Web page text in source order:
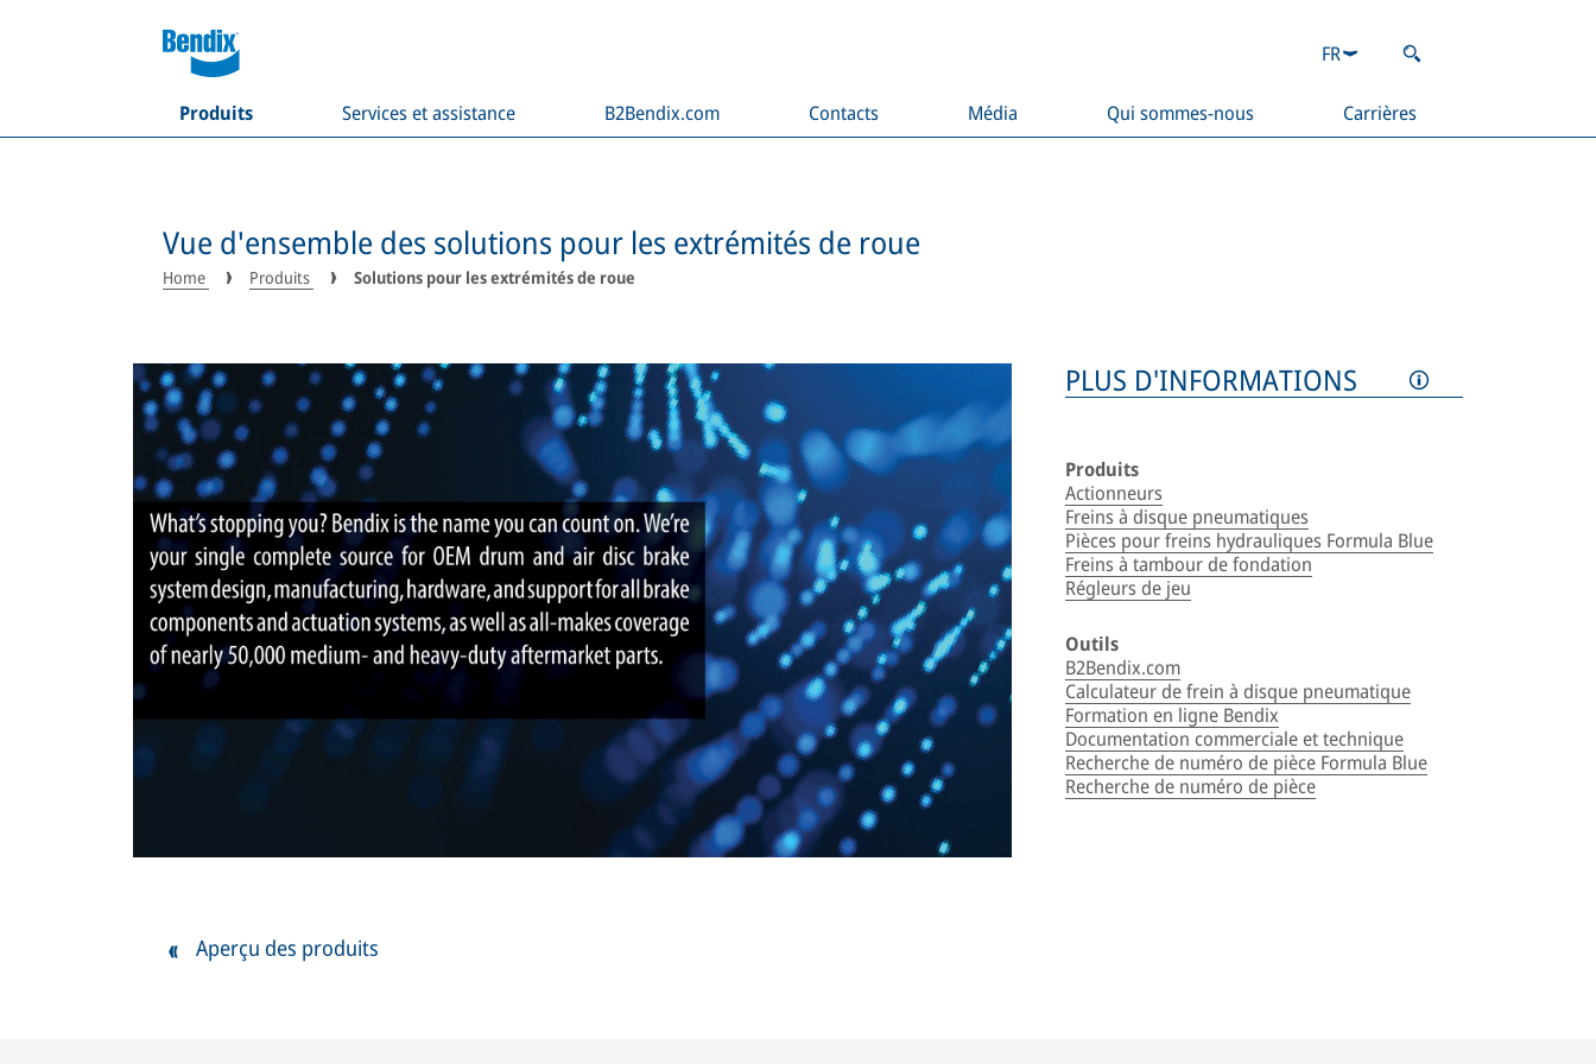
Produits Services et assistance B2Bendix.com Contacts Média Qui sommes-nous Carrières
FR
Vue d'ensemble des solutions pour les extrémités de roue
Home Produits Solutions pour les extrémités de roue
PLUS D'INFORMATIONS
Produits
Actionneurs
Freins à disque pneumatiques
Pièces pour freins hydrauliques Formula Blue
Freins à tambour de fondation
Régleurs de jeu
Outils
B2Bendix.com
Calculateur de frein à disque pneumatique
Formation en ligne Bendix
Documentation commerciale et technique
Recherche de numéro de pièce Formula Blue
Recherche de numéro de pièce
Aperçu des produits